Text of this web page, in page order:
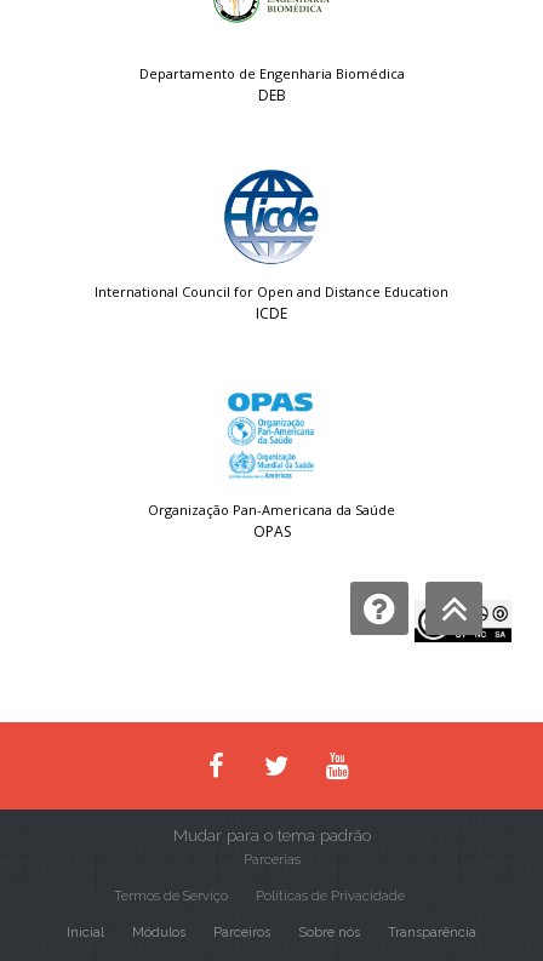
Departamento de Engenharia Biomédica
DEB
International Council for Open and Distance Education
ICDE
Organização Pan-Americana da Saúde
OPAS
Licença:
Mudar para o tema padrão
Parcerias
Termos de Serviço Políticas de Privacidade
Inicial Módulos Parceiros Sobre nós Transparência